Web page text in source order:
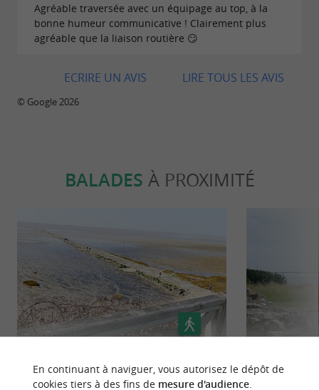
Agréable traversée avec un équipage au top, à la
bonne humeur communicative ! Clairement plus
agréable que la liaison routière 😏
LIRE TOUS LES AVIS
ECRIRE UN AVIS
© Google 2026
BALADES À PROXIMITÉ
Esnandes : un village au bord de la
réserve naturelle de la baie de
La
En continuant à naviguer, vous autorisez le dépôt de
cookies tiers à des fins de mesure d'audience.